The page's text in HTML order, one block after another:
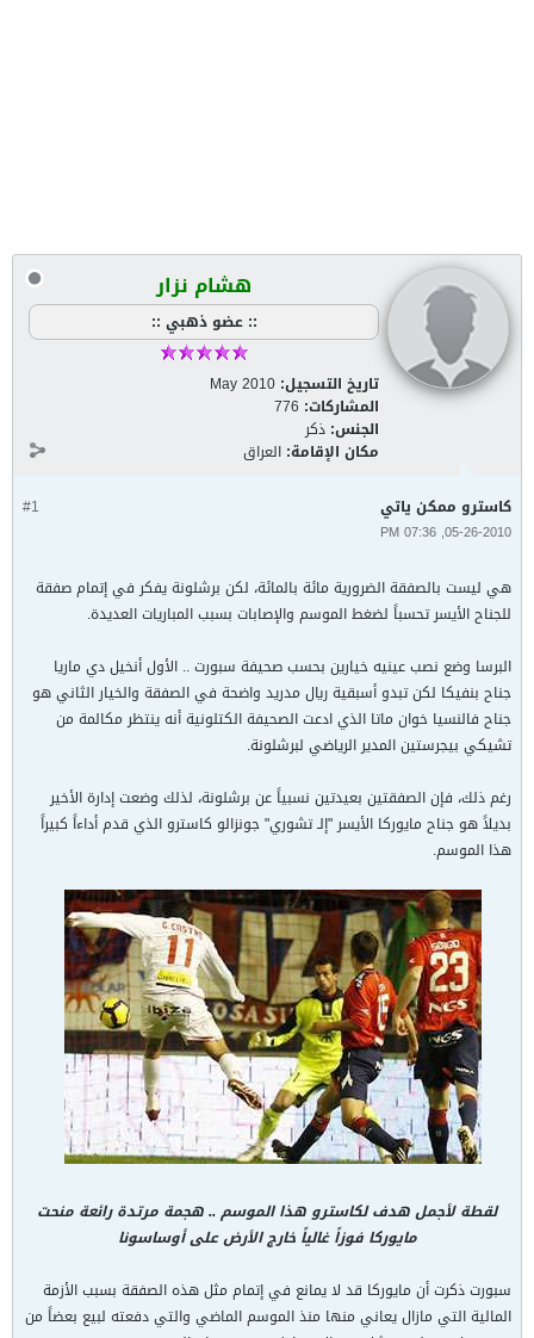
هشام نزار
:: عضو ذهبي ::
تاريخ التسجيل: May 2010
المشاركات: 776
الجنس: ذكر
مكان الإقامة: العراق
#1 كاسترو ممكن ياتي
05-26-2010, 07:36 PM
هي ليست بالصفقة الضرورية مائة بالمائة، لكن برشلونة يفكر في إتمام صفقة
للجناح الأيسر تحسباً لضغط الموسم والإصابات بسبب المباريات العديدة.
البرسا وضع نصب عينيه خيارين بحسب صحيفة سبورت .. الأول أنخيل دي ماريا
جناح بنفيكا لكن تبدو أسبقية ريال مدريد واضحة في الصفقة والخيار الثاني هو
جناح فالنسيا خوان ماتا الذي ادعت الصحيفة الكتلونية أنه ينتظر مكالمة من
تشيكي بيجرستين المدير الرياضي لبرشلونة.
رغم ذلك، فإن الصفقتين بعيدتين نسبياً عن برشلونة، لذلك وضعت إدارة الأخير
بديلاً هو جناح مايوركا الأيسر "إلـ تشوري" جونزالو كاسترو الذي قدم أداءاً كبيراً
هذا الموسم.
لقطة لأجمل هدف لكاسترو هذا الموسم .. هجمة مرتدة رائعة منحت
مايوركا فوزاً غالياً خارج الأرض على أوساسونا
سبورت ذكرت أن مايوركا قد لا يمانع في إتمام مثل هذه الصفقة بسبب الأزمة
المالية التي مازال يعاني منها منذ الموسم الماضي والتي دفعته لبيع بعضاً من